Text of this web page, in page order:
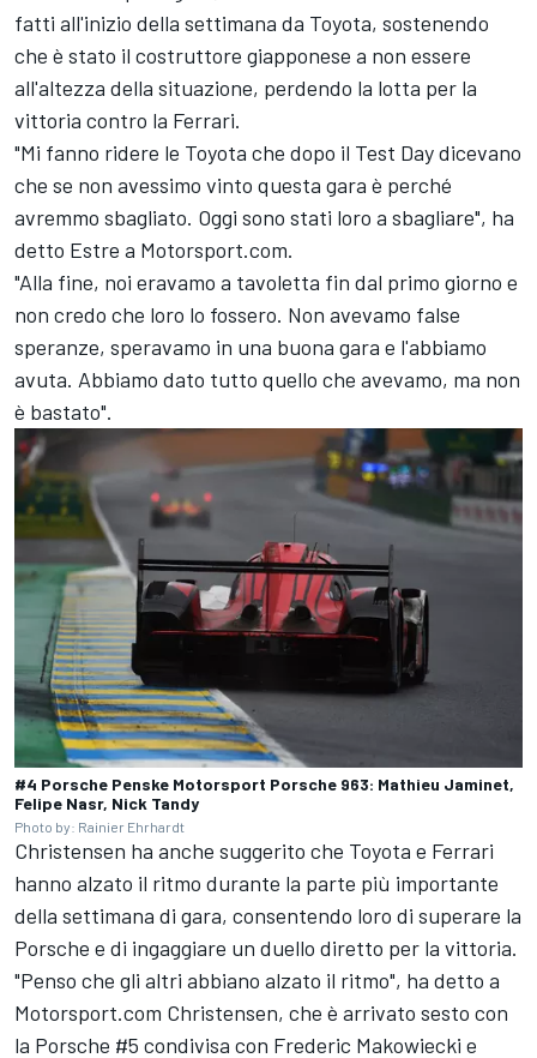
fatti all'inizio della settimana da Toyota, sostenendo
che è stato il costruttore giapponese a non essere
all'altezza della situazione, perdendo la lotta per la
vittoria contro la Ferrari.
"Mi fanno ridere le Toyota che dopo il Test Day dicevano
che se non avessimo vinto questa gara è perché
avremmo sbagliato. Oggi sono stati loro a sbagliare", ha
detto Estre a Motorsport.com.
"Alla fine, noi eravamo a tavoletta fin dal primo giorno e
non credo che loro lo fossero. Non avevamo false
speranze, speravamo in una buona gara e l'abbiamo
avuta. Abbiamo dato tutto quello che avevamo, ma non
è bastato".
#4 Porsche Penske Motorsport Porsche 963: Mathieu Jaminet,
Felipe Nasr, Nick Tandy
Photo by: Rainier Ehrhardt
Christensen ha anche suggerito che Toyota e Ferrari
hanno alzato il ritmo durante la parte più importante
della settimana di gara, consentendo loro di superare la
Porsche e di ingaggiare un duello diretto per la vittoria.
"Penso che gli altri abbiano alzato il ritmo", ha detto a
Motorsport.com Christensen, che è arrivato sesto con
la Porsche #5 condivisa con Frederic Makowiecki e